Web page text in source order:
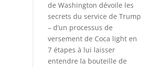
de Washington dévoile les
secrets du service de Trump
– d’un processus de
versement de Coca light en
7 étapes à lui laisser
entendre la bouteille de